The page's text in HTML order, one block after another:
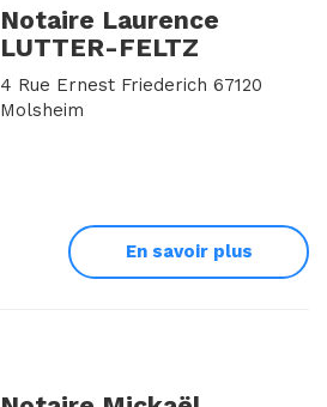
Notaire Laurence
LUTTER-FELTZ
4 Rue Ernest Friederich 67120
Molsheim
En savoir plus